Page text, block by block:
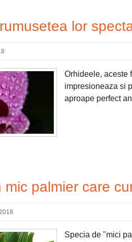
lor
Orhideele, aceste
impresioneaza si
aproape perfect
mic palmier care
Specia de "mici